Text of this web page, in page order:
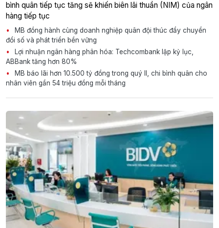
bình quân tiếp tục tăng sẽ khiến biên lãi thuần (NIM) của ngân
hàng tiếp tục
MB đồng hành cùng doanh nghiệp quân đội thúc đẩy chuyển
đổi số và phát triển bền vững
Lợi nhuận ngân hàng phân hóa: Techcombank lập kỷ lục,
ABBank tăng hơn 80%
MB báo lãi hơn 10.500 tỷ đồng trong quý II, chi bình quân cho
nhân viên gần 54 triệu đồng mỗi tháng